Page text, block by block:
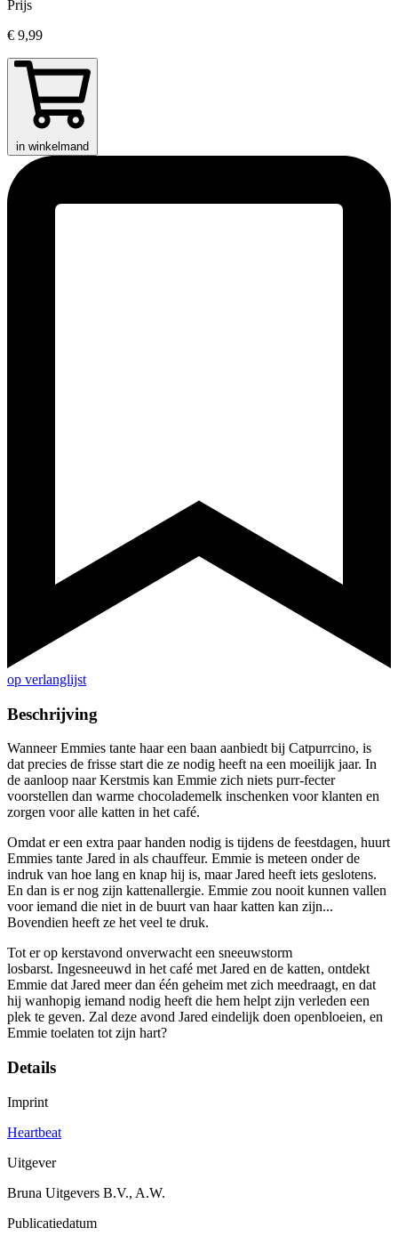
Prijs
€ 9,99
in winkelmand
op verlanglijst
Beschrijving
Wanneer Emmies tante haar een baan aanbiedt bij Catpurrcino, is
dat precies de frisse start die ze nodig heeft na een moeilijk jaar. In
de aanloop naar Kerstmis kan Emmie zich niets purr-fecter
voorstellen dan warme chocolademelk inschenken voor klanten en
zorgen voor alle katten in het café.
Omdat er een extra paar handen nodig is tijdens de feestdagen, huurt
Emmies tante Jared in als chauffeur. Emmie is meteen onder de
indruk van hoe lang en knap hij is, maar Jared heeft iets geslotens.
En dan is er nog zijn kattenallergie. Emmie zou nooit kunnen vallen
voor iemand die niet in de buurt van haar katten kan zijn...
Bovendien heeft ze het veel te druk.
Tot er op kerstavond onverwacht een sneeuwstorm
losbarst. Ingesneeuwd in het café met Jared en de katten, ontdekt
Emmie dat Jared meer dan één geheim met zich meedraagt, en dat
hij wanhopig iemand nodig heeft die hem helpt zijn verleden een
plek te geven. Zal deze avond Jared eindelijk doen openbloeien, en
Emmie toelaten tot zijn hart?
Details
Imprint
Heartbeat
Uitgever
Bruna Uitgevers B.V., A.W.
Publicatiedatum